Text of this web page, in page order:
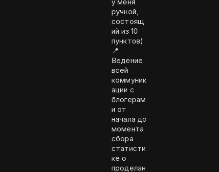
ручной,
состоящ
ий из 10
пунктов)
📍
Ведение
всей
коммуник
ации с
блогерам
и от
начала до
момента
сбора
статисти
ке о
проделан